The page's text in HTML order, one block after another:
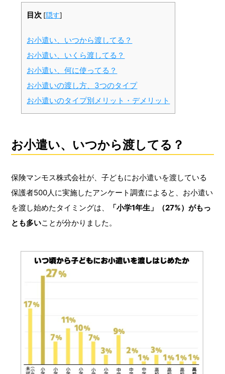
目次 [隠す]
お小遣い、いつから渡してる？
お小遣い、いくら渡してる？
お小遣い、何に使ってる？
お小遣いの渡し方、3つのタイプ
お小遣いのタイプ別メリット・デメリット
お小遣い、いつから渡してる？
保険マンモス株式会社が、子どもにお小遣いを渡している
保護者500人に実施したアンケート調査によると、お小遣い
を渡し始めたタイミングは、
「小学1年生」（27%）がもっ
とも多いことが分かりました。